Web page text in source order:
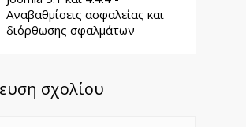
Αναβαθμίσεις ασφαλείας και
διόρθωσης σφαλμάτων
σχολίου